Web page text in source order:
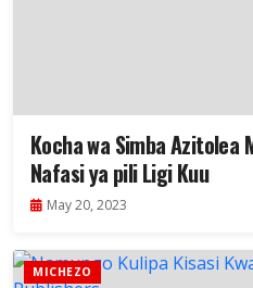
Kocha wa Simba Azitolea
Nafasi ya pili Ligi Kuu
May 20, 2023
MICHEZO